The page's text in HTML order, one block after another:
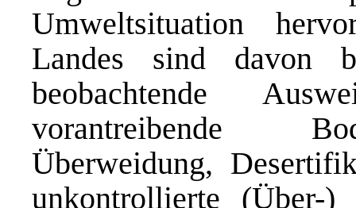
Umweltsituation
Landes sind davon
beobachtende
vorantreibende
Überweidung,
unkontrollierte (Über-)